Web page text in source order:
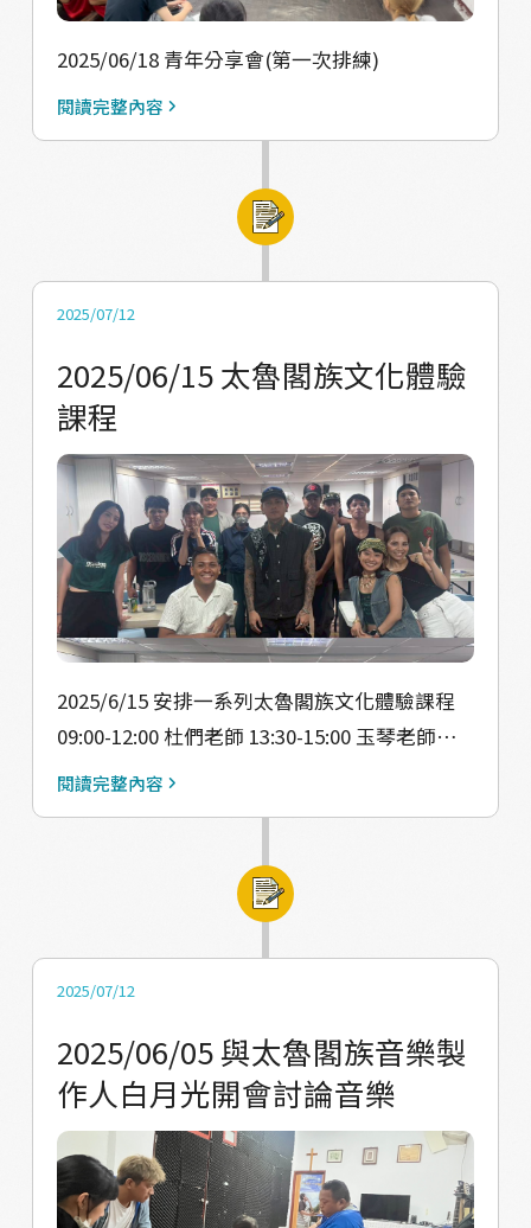
2025/06/18 青年分享會(第一次排練)
閱讀完整內容
2025/07/12
2025/06/15 太魯閣族文化體驗
課程
2025/6/15 安排一系列太魯閣族文化體驗課程
09:00-12:00 杜們老師 13:30-15:00 玉琴老師
15:00-16:30 洛金老師 影片：
閱讀完整內容
2025/07/12
2025/06/05 與太魯閣族音樂製
作人白月光開會討論音樂